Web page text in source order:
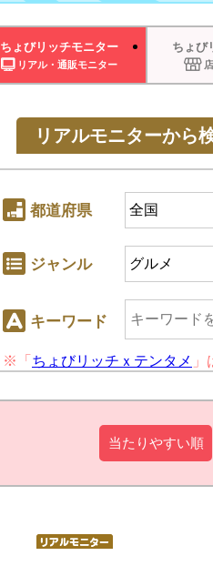
ちょびリッチモニター
リアル・通販モニター
ちょび
リアルモニターから
都道府県
ジャンル
キーワード
※「 ちょびリッチｘテンタメ
当たりやすい順